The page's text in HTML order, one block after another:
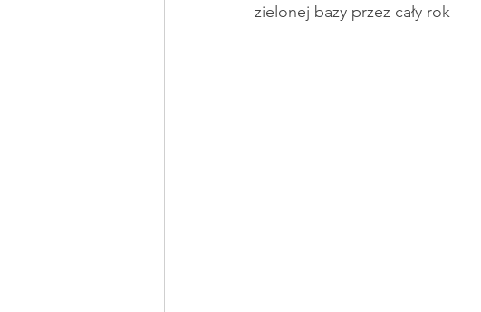
zielonej bazy przez cały rok